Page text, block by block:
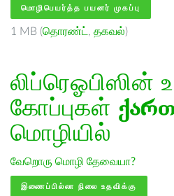
மொழிபெயர்த்த பயனர் முகப்பு
1 MB (தொரண்ட் , தகவல்)
லிப்ரெஓபிஸின்
கோப்புகள்
மொழியில்
வேறொரு மொழி தேவையா?
இணைப்பில்லா நிலை உதவிக்கு